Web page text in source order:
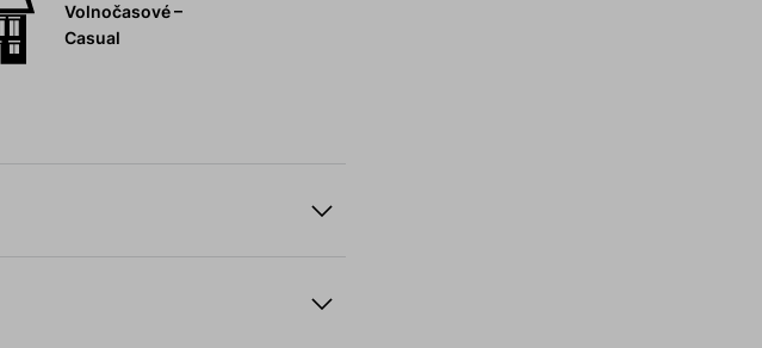
Volnočasové –
Casual